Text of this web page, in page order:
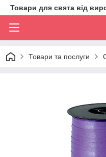
Товари для свята від
Товари та послуги